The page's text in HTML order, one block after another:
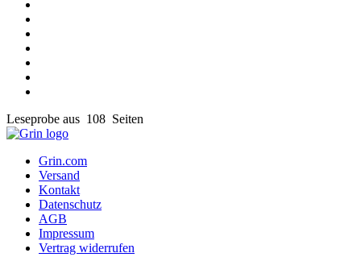
Leseprobe aus 108 Seiten
Grin.com
Versand
Kontakt
Datenschutz
AGB
Impressum
Vertrag widerrufen